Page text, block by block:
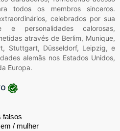
todos os membros sinceros.
celebrados por sua
e personalidades calorosas,
através de Berlim, Munique,
Stuttgart, Düsseldorf, Leipzig, e
alemãs nos Estados Unidos,
Europa.
falsos
/ mulher